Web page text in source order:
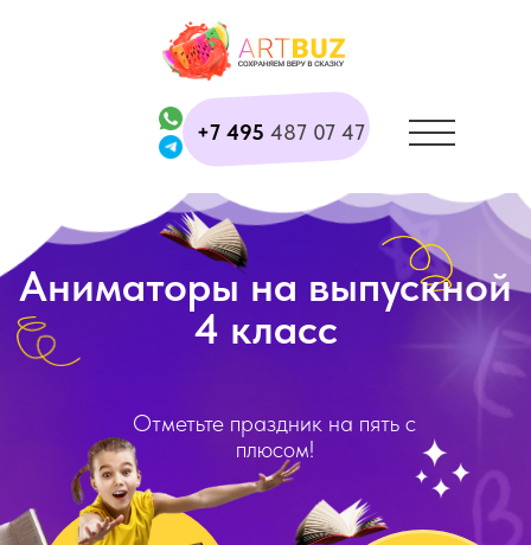
+7 495 487 07 47
Отметьте праздник на пять с
плюсом!
Аниматоры на выпускной
4 класс